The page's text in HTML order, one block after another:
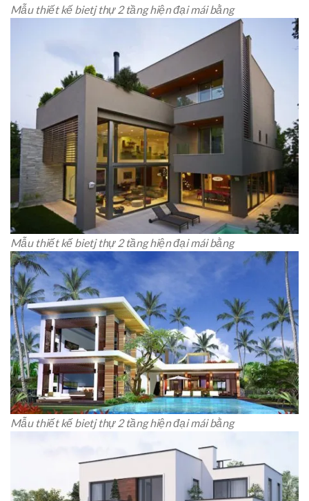
Mẫu thiết kế bietj thự 2 tầng hiện đại mái bằng
Mẫu thiết kế bietj thự 2 tầng hiện đại mái bằng
Mẫu thiết kế bietj thự 2 tầng hiện đại mái bằng